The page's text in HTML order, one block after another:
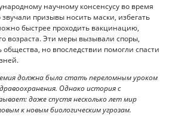
научному консенсусу во время
звучали призывы носить маски, избегать
быстрее проходить вакцинацию,
возраста. Эти меры вызывали споры,
общества, но впоследствии помогли спасти
должна была стать переломным уроком
Однако история с
даже спустя несколько лет мир
к новым биологическим угрозам.